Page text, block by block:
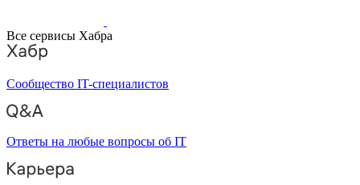
Все сервисы Хабра
Сообщество IT-специалистов
Ответы на любые вопросы об IT